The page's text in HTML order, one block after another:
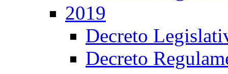
2019
Decreto
Decreto